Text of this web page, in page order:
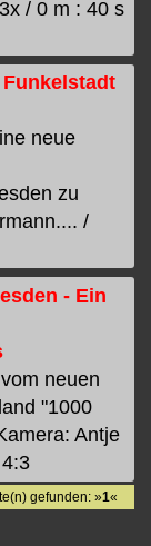
/ 0 m : 40 s
neue
zu
/
- Ein
neuen
"1000
Antje
gefunden: »1«